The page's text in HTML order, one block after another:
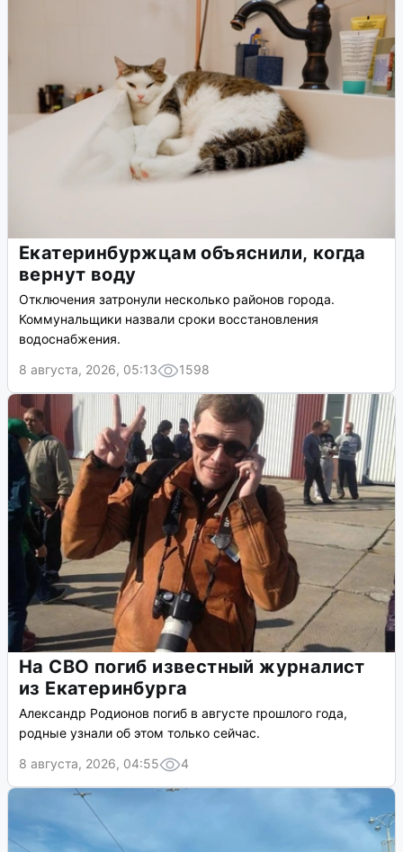
Екатеринбуржцам объяснили, когда
вернут воду
Отключения затронули несколько районов города.
Коммунальщики назвали сроки восстановления
водоснабжения.
8 августа, 2026, 05:13
1598
На СВО погиб известный журналист
из Екатеринбурга
Александр Родионов погиб в августе прошлого года,
родные узнали об этом только сейчас.
8 августа, 2026, 04:55
4